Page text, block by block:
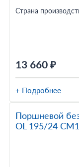
13 660 ₽
Страна
+ Подробнее
Поршневой
OL 195/24